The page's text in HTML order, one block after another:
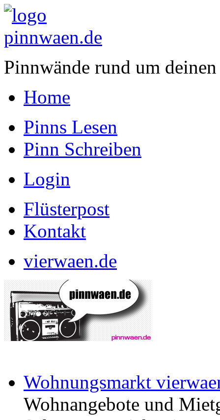
Pinnwände rund um
Home
Pinns Lesen
Pinn Schreiben
Login
Flüsterpost
Kontakt
vierwaen.de
Wohnungsmarkt
Wohnangebote und